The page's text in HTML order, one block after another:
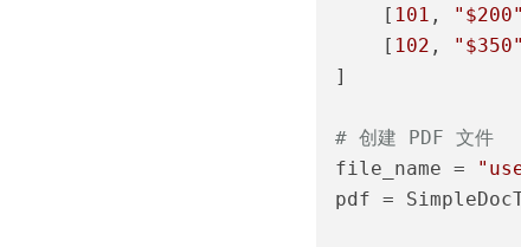
    [
101 , "$200"
    [
102 , "$350"
]
# 创建 PDF 文件
file_name =
pdf =